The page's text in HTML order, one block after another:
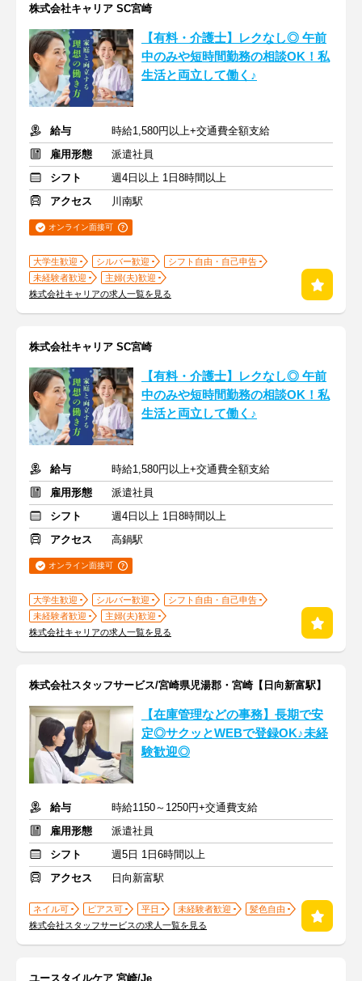
株式会社キャリア SC宮崎
【有料・介護士】レクなし◎ 午前
中のみや短時間勤務の相談OK！私
生活と両立して働く♪
給与
時給1,580円以上+交通費全額支給
雇用形態
派遣社員
シフト
週4日以上 1日8時間以上
アクセス
川南駅
オンライン面接可
大学生歓迎 シルバー歓迎
シフト自由・自己申告
未経験者歓迎
主婦(夫)歓迎
株式会社キャリアの求人一覧を見る
株式会社キャリア SC宮崎
【有料・介護士】レクなし◎ 午前
中のみや短時間勤務の相談OK！私
生活と両立して働く♪
給与
時給1,580円以上+交通費全額支給
雇用形態
派遣社員
シフト
週4日以上 1日8時間以上
アクセス
高鍋駅
オンライン面接可
大学生歓迎 シルバー歓迎
シフト自由・自己申告
未経験者歓迎
主婦(夫)歓迎
株式会社キャリアの求人一覧を見る
株式会社スタッフサービス/宮崎県児湯郡・宮崎【日向新富駅】
【在庫管理などの事務】長期で安
定◎サクッとWEBで登録OK♪未経
験歓迎◎
給与
時給1150～1250円+交通費支給
雇用形態
派遣社員
シフト
週5日 1日6時間以上
アクセス
日向新富駅
ネイル可 ピアス可 平日 未経験者歓迎
髪色自由
株式会社スタッフサービスの求人一覧を見る
ユースタイルケア 宮崎/Je